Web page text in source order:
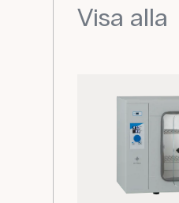
Visa alla